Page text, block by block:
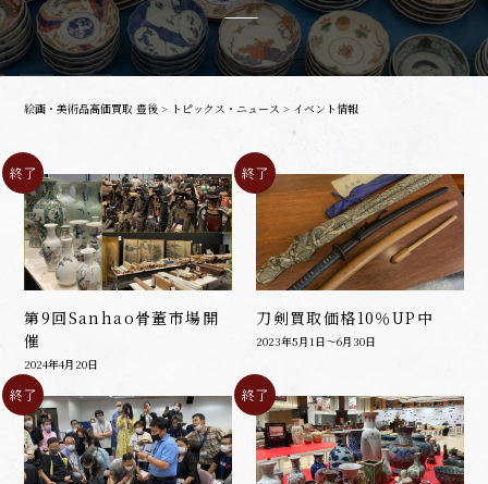
絵画・美術品高価買取 豊後 > トピックス・ニュース > イベント情報
終了
第9回Sanhao骨董市場開
催
2024年4月20日
終了
刀剣買取価格10％UP中
2023年5月1日～6月30日
終了 終了